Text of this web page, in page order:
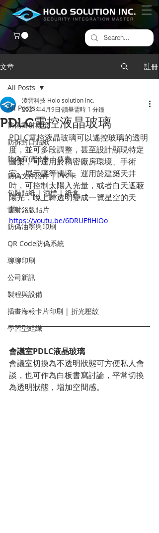
文章 註冊
All Posts
防偽雷射標籤
​防拆封口貼紙
防偽有價證券 | 票券
防偽文件證件 | PVC卡
包裝貼紙 | 酒標 | 紙盒
雷射銘版貼片
防偽油墨與印刷
QR Code防偽系統
聊聊印刷
公司新訊
製程與設備
插畫海報卡片印刷 | 折光壓紋
學習型組織
All Posts
PDLC電控液晶玻璃
淩雲科技 Holo solution Inc.
2021年4月9日 讀畢需時 1 分鐘
PDLC電控液晶玻璃可以遙控玻璃的透明
度，並可多段調整，甚至設計顯現特定
圖案，可運用於精密廠房環境、手術
室、展示廳等情境。運用於建築天井
時，可控制太陽入光量，或者白天遮蔽
陽光，晚上轉透明變成一覽星空的天
井。
https://youtu.be/6DRUEfiHlOo
會議室PDLC液晶玻璃
會議室切換為不透明狀態可方便私人會
談，也可作為白板書寫討論，平常切換
為透明狀態，增加空間感。